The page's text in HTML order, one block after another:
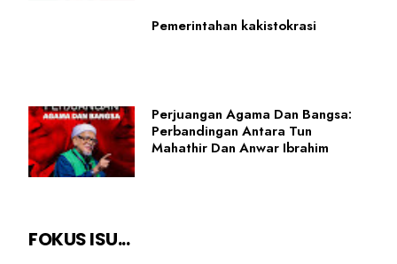
Pemerintahan kakistokrasi
Perjuangan Agama Dan Bangsa:
Perbandingan Antara Tun
Mahathir Dan Anwar Ibrahim
FOKUS ISU...